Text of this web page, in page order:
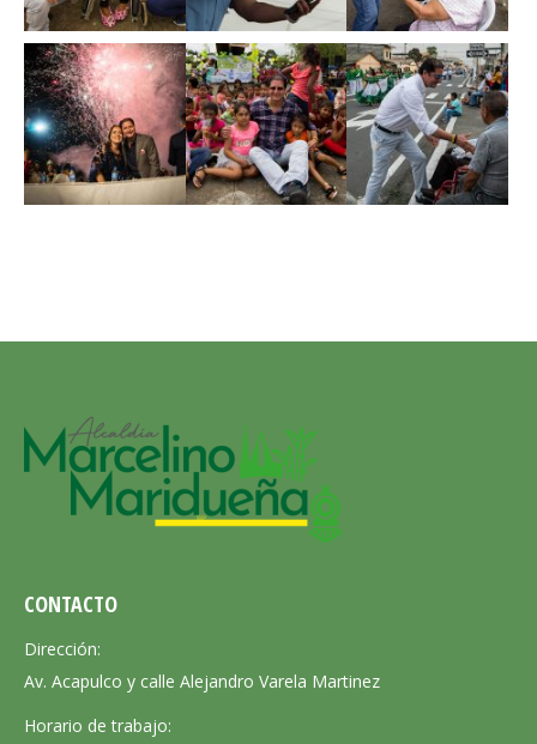
CONTACTO
Dirección:
Av. Acapulco y calle Alejandro Varela Martinez
Horario de trabajo: